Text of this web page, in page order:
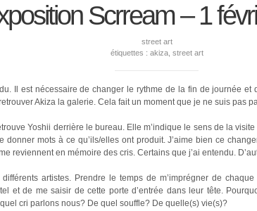
Scrream – 1
street art
étiquettes : akiza, street art
Il est nécessaire de changer le rythme de la fin de journée
Akiza la galerie. Cela fait un moment que je ne suis pas
Yoshii derrière le bureau. Elle m’indique le sens de la
donner mots à ce qu’ils/elles ont produit. J’aime bien ce
reviennent en mémoire des cris. Certains que j’ai entendu.
artistes. Prendre le temps de m’imprégner de
et de me saisir de cette porte d’entrée dans leur tête.
cri parlons nous? De quel souffle? De quelle(s) vie(s)?